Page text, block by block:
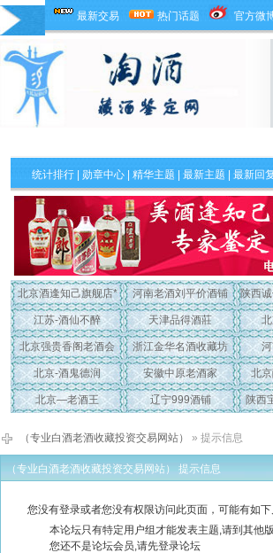
最新交易 热门话题 官方微
统计排行 勋章中心 精华主题 最新主题 | 最新回
北京酒逢知己旗舰店* 河南老酒刘平价酒铺 陕西
江苏-酒仙不醉 天津品得酒莊
北京强贵香阁老酒会 浙江金华名酒收藏坊
北京-酒鬼德润 安徽中原老酒家 北
北京—老酒王 辽宁999酒铺 陕西
（专业白酒老酒收藏投资交易网站） » 提示信息
（专业白酒老酒收藏投资交易网站） 提示信息
您没有登录或者您没有权限访问此页面，可能有如
本论坛只有特定用户组才能发表主题,请到其他
您还不是论坛会员,请先登录论坛